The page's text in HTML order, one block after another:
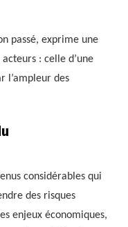
passé, exprime une
: celle d’une
l’ampleur des
considérables qui
des risques
enjeux économiques,